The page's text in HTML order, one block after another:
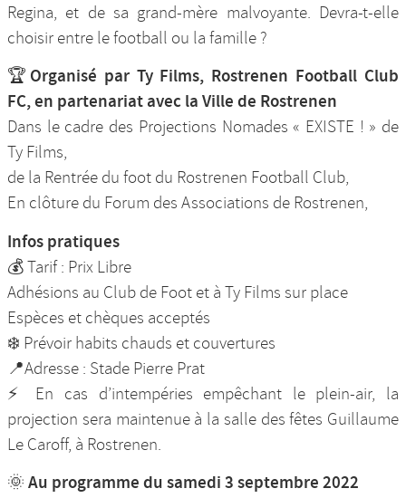
Regina, et de sa grand-mère malvoyante. Devra-t-elle
choisir entre le football ou la famille ?
🏆Organisé par Ty Films, Rostrenen Football Club
FC, en partenariat avec la Ville de Rostrenen
Dans le cadre des Projections Nomades « EXISTE ! » de
Ty Films,
de la Rentrée du foot du Rostrenen Football Club,
En clôture du Forum des Associations de Rostrenen,
Infos pratiques
💰 Tarif : Prix Libre
Adhésions au Club de Foot et à Ty Films sur place
Espèces et chèques acceptés
❄️ Prévoir habits chauds et couvertures
📍Adresse : Stade Pierre Prat
⚡ En cas d’intempéries empêchant le plein-air, la
projection sera maintenue à la salle des fêtes Guillaume
Le Caroff, à Rostrenen.
🌞 Au programme du samedi 3 septembre 2022